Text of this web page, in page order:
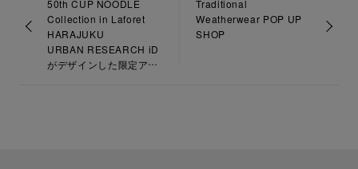
50th CUP NOODLE
Collection in Laforet
HARAJUKU
URBAN RESEARCH iD
がデザインした限定アイ
Traditional
Weatherwear POP UP
SHOP